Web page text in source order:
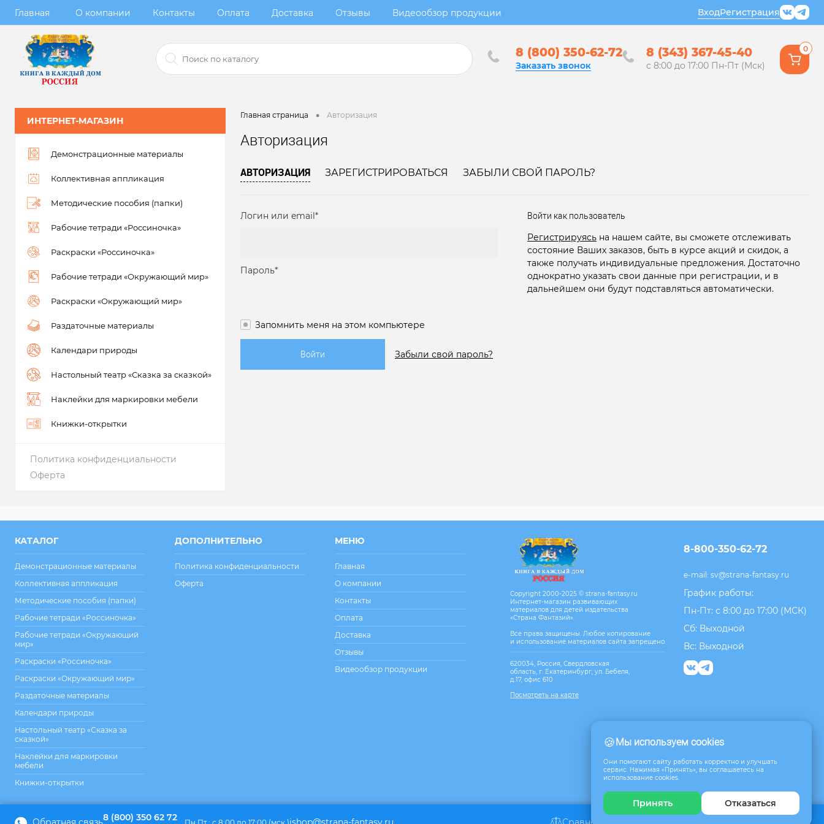
Главная О компании Контакты Оплата Доставка Отзывы Видеообзор продукции ВходРегистрация
8 (800) 350-62-72
Заказать звонок
8 (343) 367-45-40
с 8:00 до 17:00 Пн-Пт (Мск)
0
ИНТЕРНЕТ-МАГАЗИН
Демонстрационные материалы
Коллективная аппликация
Методические пособия (папки)
Рабочие тетради «Россиночка»
Раскраски «Россиночка»
Рабочие тетради «Окружающий мир»
Раскраски «Окружающий мир»
Раздаточные материалы
Календари природы
Настольный театр «Сказка за сказкой»
Наклейки для маркировки мебели
Книжки-открытки
Политика конфиденциальности
Оферта
Главная страница • Авторизация
Авторизация
АВТОРИЗАЦИЯ ЗАРЕГИСТРИРОВАТЬСЯ ЗАБЫЛИ СВОЙ ПАРОЛЬ?
Логин или email*
Пароль*
Запомнить меня на этом компьютере
Забыли свой пароль?
Войти как пользователь
Регистрируясь на нашем сайте, вы сможете отслеживать
состояние Ваших заказов, быть в курсе акций и скидок, а
также получать индивидуальные предложения. Достаточно
однократно указать свои данные при регистрации, и в
дальнейшем они будут подставляться автоматически.
КАТАЛОГ
Демонстрационные материалы
Коллективная аппликация
Методические пособия (папки)
Рабочие тетради «Россиночка»
Рабочие тетради «Окружающий
мир»
Раскраски «Россиночка»
Раскраски «Окружающий мир»
Раздаточные материалы
Календари природы
Настольный театр «Сказка за
сказкой»
Наклейки для маркировки
мебели
Книжки-открытки
ДОПОЛНИТЕЛЬНО
Политика конфиденциальности
Оферта
МЕНЮ
Главная
О компании
Контакты
Оплата
Доставка
Отзывы
Видеообзор продукции
Copyright 2000-2025 © strana-fantasy.ru
Интернет-магазин развивающих
материалов для детей издательства
«Страна Фантазий».
Все права защищены. Любое копирование
и использование материалов сайта запрещено.
620034, Россия, Свердловская
область, г. Екатеринбург, ул. Бебеля,
д.17, офис 610
Посмотреть на карте
🍪Мы используем cookies
Они помогают сайту работать корректно и улучшать
сервис. Нажимая «Принять», вы соглашаетесь на
использование cookies.
Принять Отказаться
8-800-350-62-72
e-mail: sv@strana-fantasy.ru
График работы:
Пн-Пт: с 8:00 до 17:00 (МСК)
Сб: Выходной
Вс: Выходной
8 (800) 350 62 72